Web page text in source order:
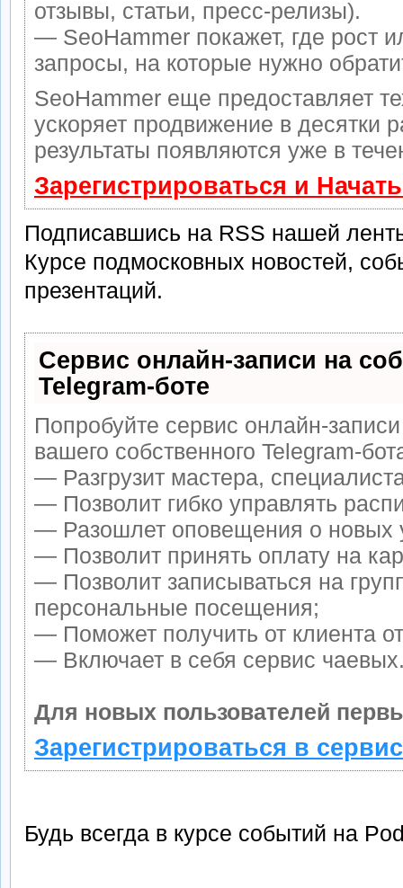
отзывы, статьи, пресс-релизы).
— SeoHammer покажет, где рост
запросы, на которые нужно
SeoHammer еще предоставляет
ускоряет продвижение в десятки
результаты появляются уже в
Зарегистрироваться и
Подписавшись на RSS нашей
Курсе подмосковных новостей,
презентаций.
Сервис онлайн-записи на
Telegram-боте
Попробуйте сервис онлайн-
вашего собственного Telegram-
— Разгрузит мастера,
— Позволит гибко управлять
— Разошлет оповещения о новых
— Позволит принять оплату на
— Позволит записываться на
персональные посещения;
— Поможет получить от клиента
— Включает в себя сервис
Для новых пользователей
Зарегистрироваться в
Будь всегда в курсе событий на